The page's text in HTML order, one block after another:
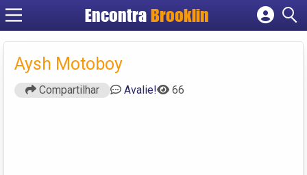
Encontra Brooklin
Cadastrar empresa
Aysh Motoboy
Compartilhar Avalie! 66